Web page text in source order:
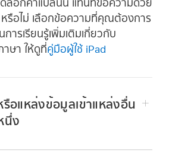
ลอกคำแปลนั้น แทนที่ข้อความด้วย
หรือไม่ เลือกข้อความที่คุณต้องการ
การเรียนรู้เพิ่มเติมเกี่ยวกับ
ษา ให้ดูที่คู่มือผู้ใช้ iPad
อแหล่งข้อมูลเข้าแหล่งอื่น
นึ่ง